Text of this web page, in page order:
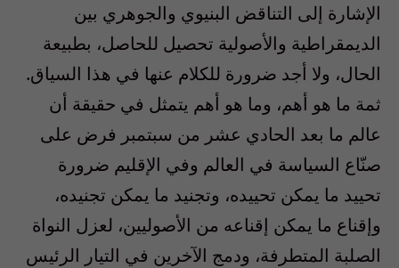
الإشارة إلى التناقض البنيوي والجوهري بين
الديمقراطية والأصولية تحصيل للحاصل، بطبيعة
الحال، ولا أجد ضرورة للكلام عنها في هذا السياق.
ثمة ما هو أهم، وما هو أهم يتمثل في حقيقة أن
عالم ما بعد الحادي عشر من سبتمبر فرض على
صنّاع السياسة في العالم وفي الإقليم ضرورة
تحييد ما يمكن تحييده، وتجنيد ما يمكن تجنيده،
وإقناع ما يمكن إقناعه من الأصوليين، لعزل النواة
الصلبة المتطرفة، ودمج الآخرين في التيار الرئيس